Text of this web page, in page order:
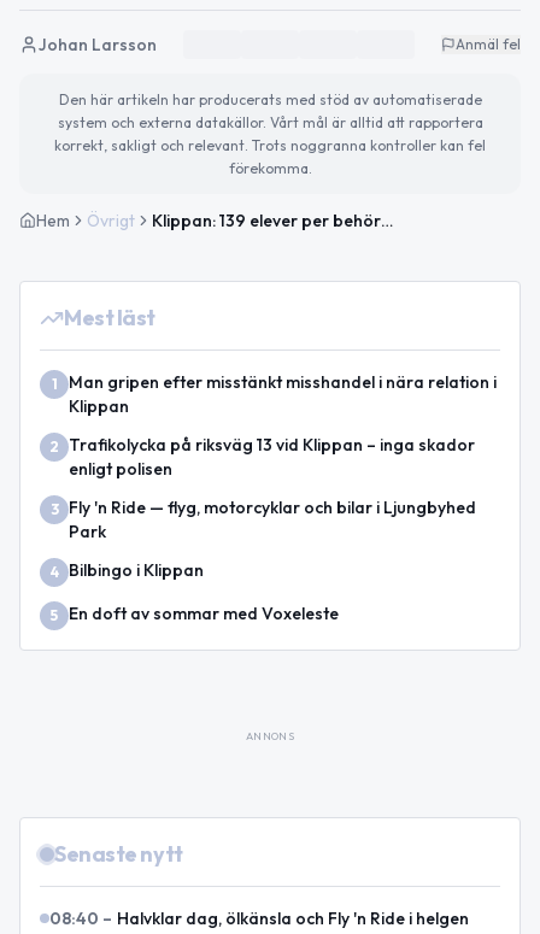
Johan Larsson Anmäl fel
Den här artikeln har producerats med stöd av automatiserade
system och externa datakällor. Vårt mål är alltid att rapportera
korrekt, sakligt och relevant. Trots noggranna kontroller kan fel
förekomma.
Hem Övrigt Klippan: 139 elever per behörig lärare på fritidshemmen
Mest läst
1
Man gripen efter misstänkt misshandel i nära relation i
Klippan
2
Trafikolycka på riksväg 13 vid Klippan – inga skador
enligt polisen
3
Fly 'n Ride — flyg, motorcyklar och bilar i Ljungbyhed
Park
4 Bilbingo i Klippan
5 En doft av sommar med Voxeleste
ANNONS
Senaste nytt
08:40 – Halvklar dag, ölkänsla och Fly 'n Ride i helgen